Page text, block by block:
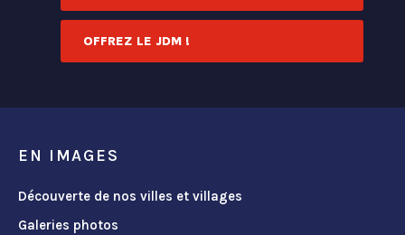
OFFREZ LE JDM !
EN IMAGES
Découverte de nos villes et villages
Galeries photos